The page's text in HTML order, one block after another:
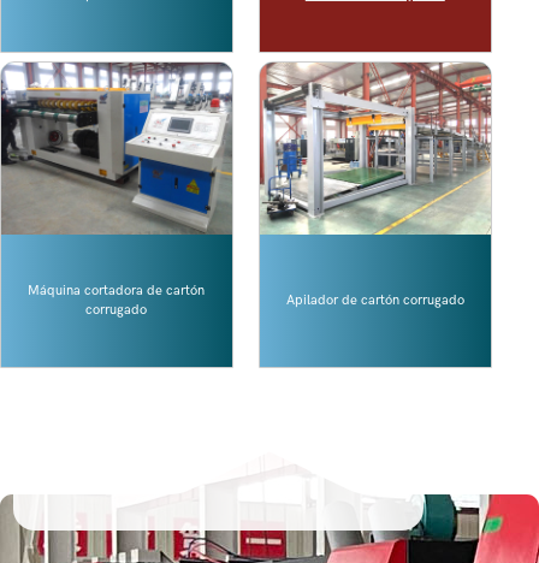
Máquina cortadora de cartón
corrugado
Apilador de cartón corrugado